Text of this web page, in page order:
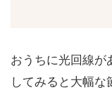
おうちに光回線が
してみると大幅な